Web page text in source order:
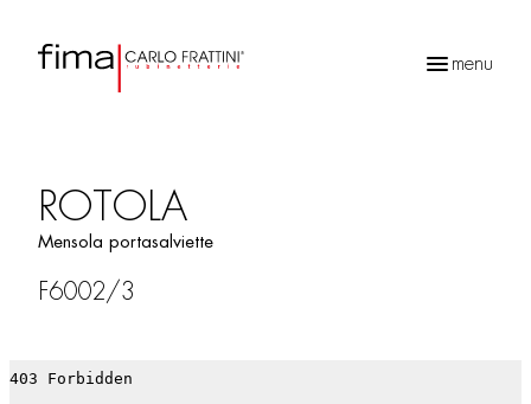
menu
ROTOLA
Mensola portasalviette
F6002/3